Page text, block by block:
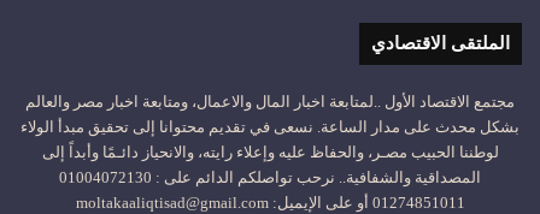
الملتقى الاقتصادي
مجتمع الاقتصاد الأول ..لمتابعة اخبار المال والاعمال، ومتابعة اخبار مصر والعالم
بشكل محدث على مدار الساعة. نسعى في تقديم محتوانا إلى تحقيق مبدأ الولاء
لوطننا الحبيب مصـر، والحفاظ عليه وإعلاء رايته، والانحياز دائـمًا وأبداً إلى
المصداقية والشفافية.. نرحب تواصلكم الدائم على : 01004072130
01274851011 أو على الإيميل: moltakaaliqtisad@gmail.com